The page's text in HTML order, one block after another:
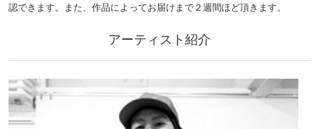
認できます。また、作品によってお届けまで２週間ほど頂きます。
アーティスト紹介